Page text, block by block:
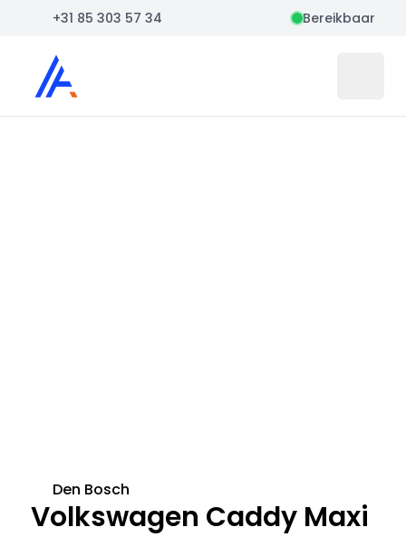
+31 85 303 57 34 Bereikbaar
Auto Atlas
Volkswagen Caddy Maxi
Den Bosch